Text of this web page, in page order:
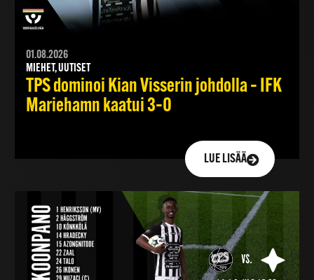
01.08.2026
MIEHET, UUTISET
TPS dominoi Kian Visserin johdolla – IFK
Mariehamn kaatui 3–0
LUE LISÄÄ